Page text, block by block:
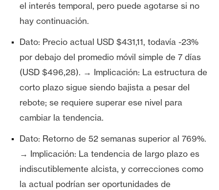
T
e
a
s
R
e
c
r
s
o
s
el interés temporal, pero puede agotarse si no
hay continuación.
Dato: Precio actual USD $431,11, todavía -23%
por debajo del promedio móvil simple de 7 días
(USD $496,28). → Implicación: La estructura de
corto plazo sigue siendo bajista a pesar del
rebote; se requiere superar ese nivel para
cambiar la tendencia.
Dato: Retorno de 52 semanas superior al 769%.
→ Implicación: La tendencia de largo plazo es
indiscutiblemente alcista, y correcciones como
la actual podrían ser oportunidades de